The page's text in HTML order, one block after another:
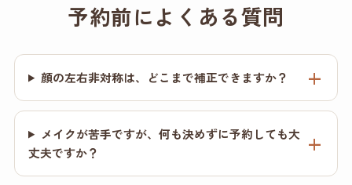
予約前によくある質問
顔の左右非対称は、どこまで補正できますか？
メイクが苦手ですが、何も決めずに予約しても大
丈夫ですか？